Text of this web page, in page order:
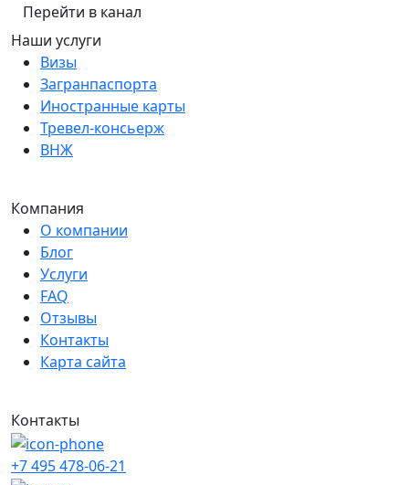
Перейти в канал
Наши услуги
Визы
Загранпаспорта
Иностранные карты
Тревел-консьерж
ВНЖ
Компания
О компании
Блог
Услуги
FAQ
Отзывы
Контакты
Карта сайта
Контакты
+7 495 478-06-21